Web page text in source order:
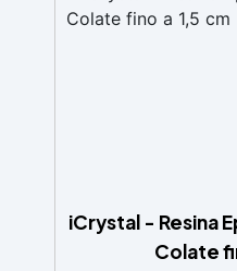
iCrystal - Resina
Colate